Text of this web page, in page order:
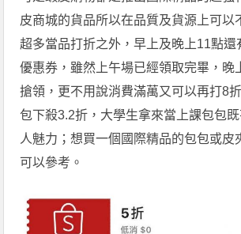
皮商城的貨品所以在品質及貨源上可以
超多當品打折之外，早上及晚上11點還
優惠券，雖然上午場已經領取完畢，晚
搶領，更不用說消費滿萬又可以再打8
包下殺3.2折，大學生拿來當上課包包
人魅力；想買一個國際精品的包包或皮
可以參考。